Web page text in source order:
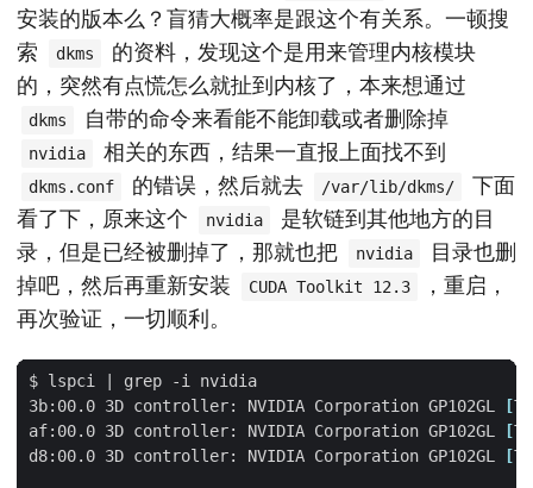
安装的版本么？盲猜大概率是跟这个有关系。一顿搜
索
dkms
的资料，发现这个是用来管理内核模块
的，突然有点慌怎么就扯到内核了，本来想通过
dkms 自带的命令来看能不能卸载或者删除掉
nvidia 相关的东西，结果一直报上面找不到
dkms.conf 的错误，然后就去 /var/lib/dkms/
下面
看了下，原来这个
nvidia
是软链到其他地方的目
录，但是已经被删掉了，那就也把
nvidia
目录也删
掉吧，然后再重新安装
CUDA Toolkit 12.3
，重启，
再次验证，一切顺利。
$ lspci
3b:00.0 3D controller: NVIDIA Corporation GP102GL
[
af:00.0 3D controller: NVIDIA Corporation GP102GL
[
d8:00.0 3D controller: NVIDIA Corporation GP102GL
[